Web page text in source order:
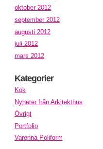
oktober 2012
september 2012
augusti 2012
juli 2012
mars 2012
Kategorier
Kök
Nyheter från Arkitekthus
Övrigt
Portfolio
Varenna Poliform